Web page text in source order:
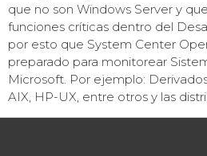
que no son Windows Server y
funciones críticas dentro del
por esto que System Center
preparado para monitorear
Microsoft. Por ejemplo:
AIX, HP-UX, entre otros y las